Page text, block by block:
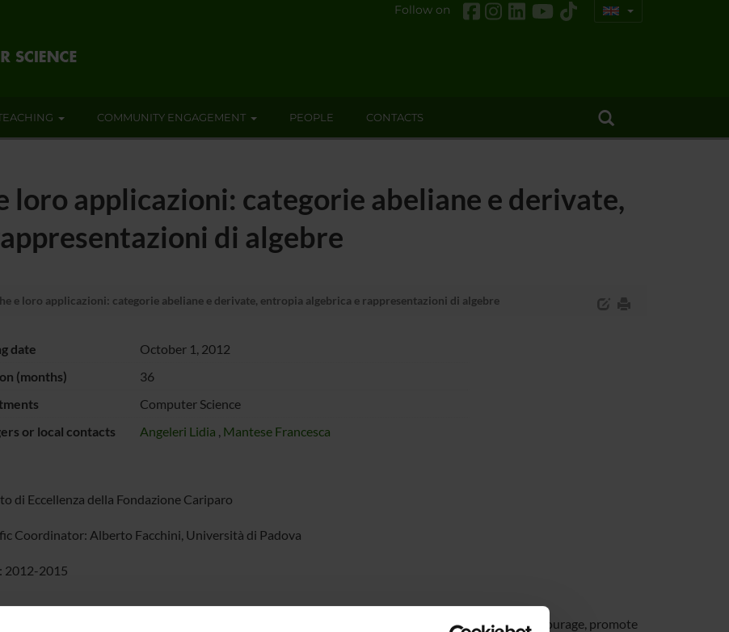
Follow on
COMMUNITY ENGAGEMENT PEOPLE CONTACTS
loro applicazioni: categorie abeliane e derivate,
di algebre
e loro applicazioni: categorie abeliane e derivate, entropia algebrica e rappresentazioni di algebre
date
October 1, 2012
(months)
36
Computer Science
or local contacts
Angeleri Lidia , Mantese Francesca
di Eccellenza della Fondazione Cariparo
Coordinator: Alberto Facchini, Università di Padova
2012-2015
of this project, involving researchers of the universities of Padova, Verona, Udine, Torino, is to encourage, promote